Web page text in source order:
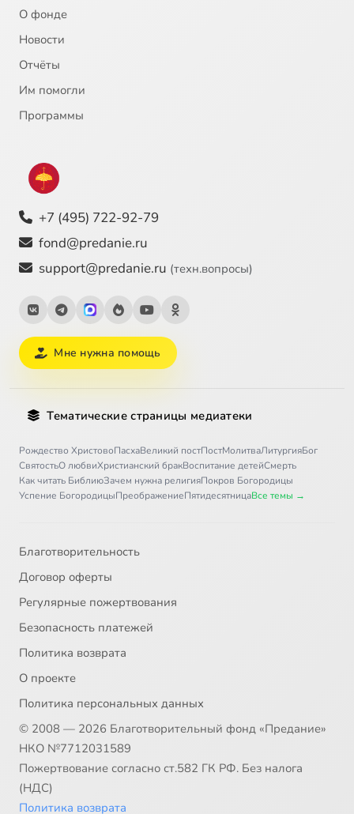
О фонде
Новости
Отчёты
Им помогли
Программы
+7 (495) 722-92-79
fond@predanie.ru
support@predanie.ru (техн.вопросы)
Мне нужна помощь
Тематические страницы медиатеки
Рождество ХристовоПасхаВеликий постПостМолитваЛитургияБог
СвятостьО любвиХристианский бракВоспитание детейСмерть
Как читать БиблиюЗачем нужна религияПокров Богородицы
Успение БогородицыПреображениеПятидесятницаВсе темы →
Благотворительность
Договор оферты
Регулярные пожертвования
Безопасность платежей
Политика возврата
О проекте
Политика персональных данных
© 2008 — 2026 Благотворительный фонд «Предание»
НКО №7712031589
Пожертвование согласно ст.582 ГК РФ. Без налога
(НДС)
Политика возврата